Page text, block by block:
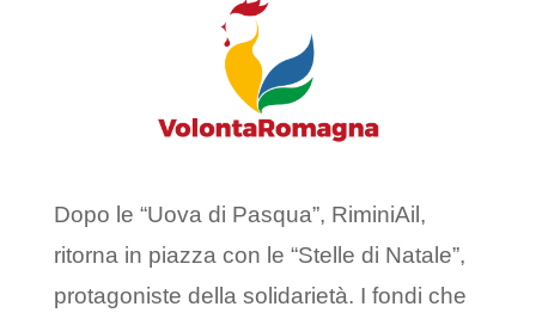
Dopo le “Uova di Pasqua”, RiminiAil,
ritorna in piazza con le “Stelle di Natale”,
protagoniste della solidarietà. I fondi che